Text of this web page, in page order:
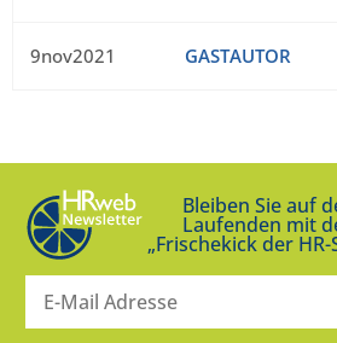
9nov2021 GASTAUTOR
Bleiben Sie auf
Laufenden mit
„Frischekick der HR-